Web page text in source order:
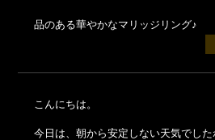
品のある華やかなマリッジリング♪
こんにちは。
今日は、朝から安定しない天気でした